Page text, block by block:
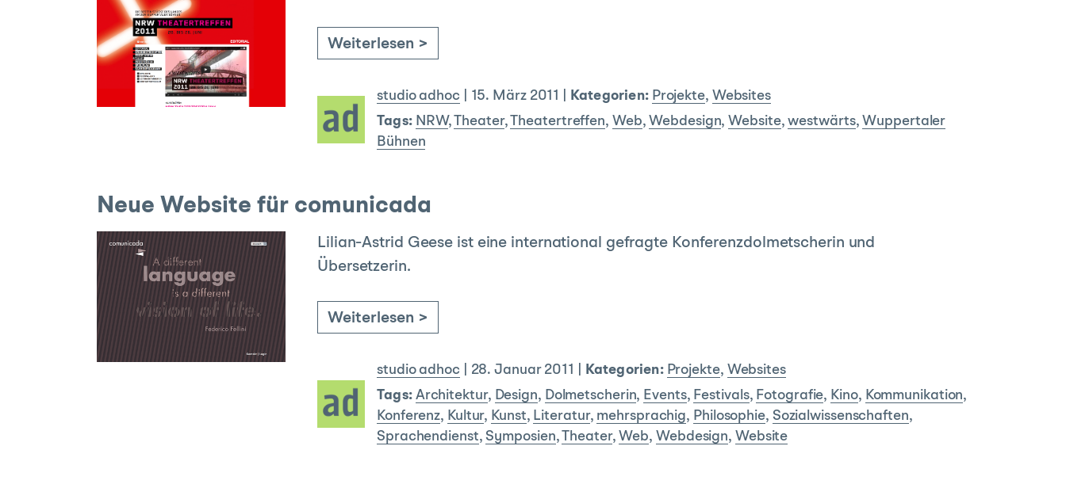
Weiterlesen >
studio adhoc 15. März 2011 Kategorien: Projekte, Websites
Tags: NRW, Theater, Theatertreffen, Web, Webdesign, Website,westwärts, Wuppertaler
Bühnen
Neue Website für comunicada
Lilian-Astrid Geese ist eine international gefragte Konferenzdolmetscherin und
Übersetzerin.
Weiterlesen >
studio adhoc 28. Januar 2011 Kategorien: Projekte, Websites
Tags: Architektur, Design, Dolmetscherin, Events, Festivals, Fotografie, Kino, Kommunikation,
Konferenz, Kultur, Kunst, Literatur, mehrsprachig, Philosophie, Sozialwissenschaften,
Sprachendienst,Symposien, Theater, Web, Webdesign, Website